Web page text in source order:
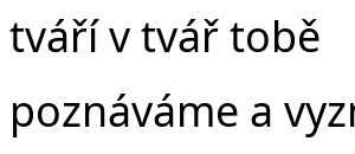
tváří v tvář tobě
poznáváme a